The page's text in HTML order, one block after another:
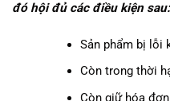
đó hội đủ các điều kiện sau:
Sản phẩm bị lỗi
Còn trong thời
Còn giữ hóa